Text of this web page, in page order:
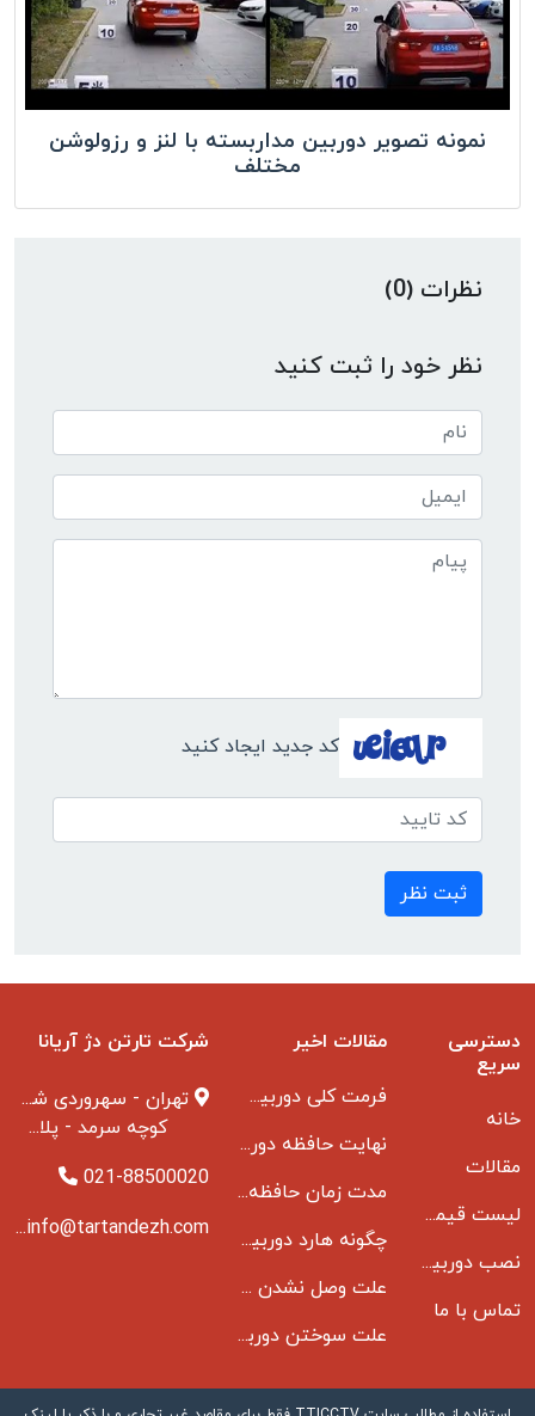
نمونه تصویر دوربین مداربسته با لنز و رزولوشن
مختلف
نظرات (0)
نظر خود را ثبت کنید
کد جدید ایجاد کنید
ثبت نظر
دسترسی
سریع
خانه
مقالات
لیست قیمت دوربین مداربسته
نصب دوربین مداربسته
تماس با ما
مقالات اخیر
فرمت کلی دوربین مدار بسته
نهایت حافظه دوربین مدار بسته
مدت زمان حافظه دوربین مداربسته بانکها
چگونه هارد دوربین مداربسته می سوزد
علت وصل نشدن دی وی ار به مانیتور و راه حل مشکل
علت سوختن دوربین مدار بسته
شرکت تارتن دژ آریانا
تهران - سهروردی شمالی
کوچه سرمد - پلاک ۱ - طبقه ۳
021-88500020
info@tartandezh.com